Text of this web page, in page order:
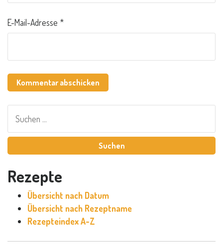
E-Mail-Adresse *
nach:
Rezepte
Übersicht nach Datum
Übersicht nach Rezeptname
Rezepteindex A-Z